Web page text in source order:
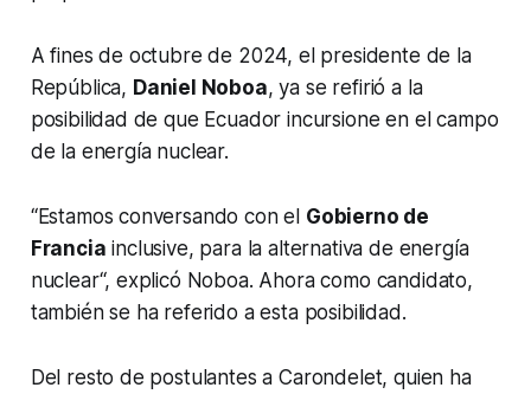
A fines de octubre de 2024, el presidente de la
República, Daniel Noboa, ya se refirió a la
posibilidad de que Ecuador incursione en el campo
de la energía nuclear.
“Estamos conversando con el Gobierno de
Francia inclusive, para la alternativa de energía
nuclear“, explicó Noboa. Ahora como candidato,
también se ha referido a esta posibilidad.
Del resto de postulantes a Carondelet, quien ha